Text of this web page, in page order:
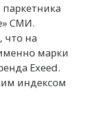
СМИ.
что на
марки
Exeed.
индексом